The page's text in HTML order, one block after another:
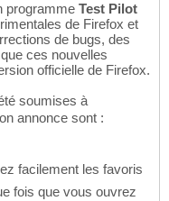
programme Test Pilot
de Firefox et
de bugs, des
ces nouvelles
officielle de Firefox.
soumises à
annonce sont :
facilement les favoris
fois que vous ouvrez